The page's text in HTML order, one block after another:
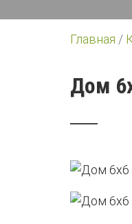
Главная /
Дом